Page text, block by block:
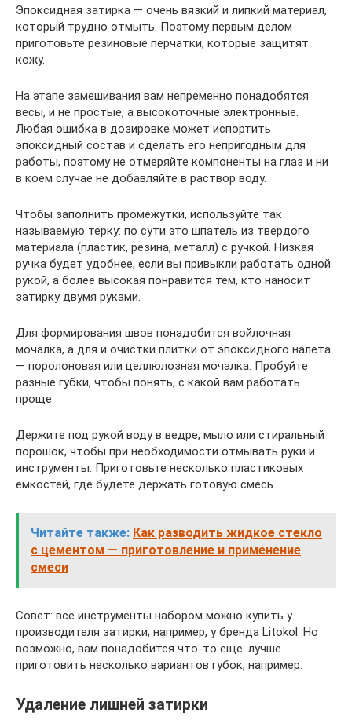
Эпоксидная затирка — очень вязкий и липкий материал,
который трудно отмыть. Поэтому первым делом
приготовьте резиновые перчатки, которые защитят
кожу.
На этапе замешивания вам непременно понадобятся
весы, и не простые, а высокоточные электронные.
Любая ошибка в дозировке может испортить
эпоксидный состав и сделать его непригодным для
работы, поэтому не отмеряйте компоненты на глаз и ни
в коем случае не добавляйте в раствор воду.
Чтобы заполнить промежутки, используйте так
называемую терку: по сути это шпатель из твердого
материала (пластик, резина, металл) с ручкой. Низкая
ручка будет удобнее, если вы привыкли работать одной
рукой, а более высокая понравится тем, кто наносит
затирку двумя руками.
Для формирования швов понадобится войлочная
мочалка, а для и очистки плитки от эпоксидного налета
— поролоновая или целлюлозная мочалка. Пробуйте
разные губки, чтобы понять, с какой вам работать
проще.
Держите под рукой воду в ведре, мыло или стиральный
порошок, чтобы при необходимости отмывать руки и
инструменты. Приготовьте несколько пластиковых
емкостей, где будете держать готовую смесь.
Читайте также: Как разводить жидкое стекло
с цементом — приготовление и применение
смеси
Совет: все инструменты набором можно купить у
производителя затирки, например, у бренда Litokol. Но
возможно, вам понадобится что-то еще: лучше
приготовить несколько вариантов губок, например.
Удаление лишней затирки